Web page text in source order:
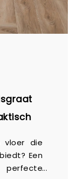
die
Een
perfecte